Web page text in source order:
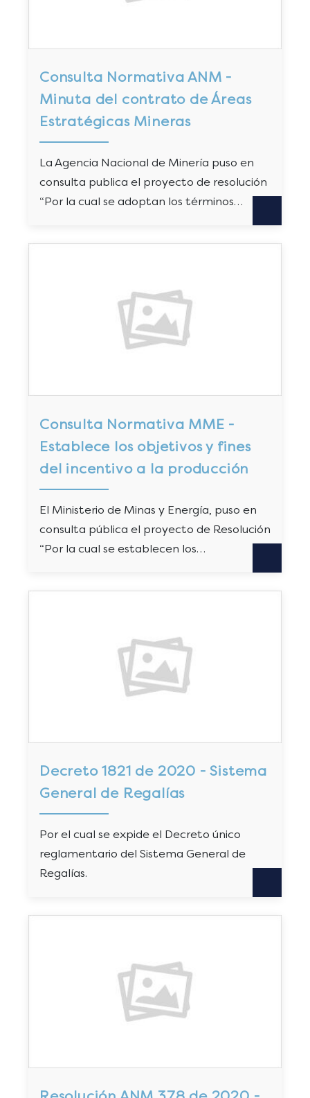
Consulta Normativa ANM -
Minuta del contrato de Áreas
Estratégicas Mineras
La Agencia Nacional de Minería puso en
consulta publica el proyecto de resolución
“Por la cual se adoptan los términos…
Consulta Normativa MME -
Establece los objetivos y fines
del incentivo a la producción
El Ministerio de Minas y Energía, puso en
consulta pública el proyecto de Resolución
“Por la cual se establecen los…
Decreto 1821 de 2020 - Sistema
General de Regalías
Por el cual se expide el Decreto único
reglamentario del Sistema General de
Regalías.